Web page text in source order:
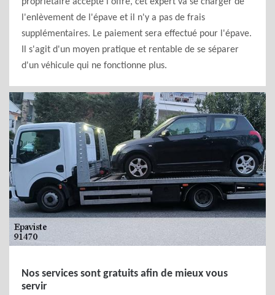
l'enlèvement de l'épave et il n'y a pas de frais
supplémentaires. Le paiement sera effectué pour l'épave.
Il s'agit d'un moyen pratique et rentable de se séparer
d'un véhicule qui ne fonctionne plus.
Nos services sont gratuits afin de mieux vous
servir